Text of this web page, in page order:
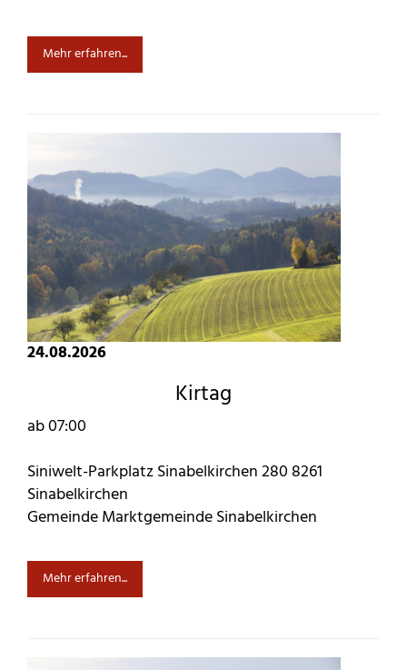
Mehr erfahren...
24.08.2026
Kirtag
ab 07:00
Siniwelt-Parkplatz Sinabelkirchen 280 8261
Sinabelkirchen
Gemeinde Marktgemeinde Sinabelkirchen
Mehr erfahren...